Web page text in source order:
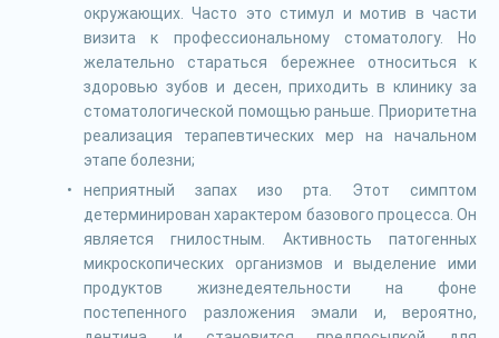
окружающих. Часто это стимул и мотив в части
визита к профессиональному стоматологу. Но
желательно стараться бережнее относиться к
здоровью зубов и десен, приходить в клинику за
стоматологической помощью раньше. Приоритетна
реализация терапевтических мер на начальном
этапе болезни;
неприятный запах изо рта. Этот симптом
детерминирован характером базового процесса. Он
является гнилостным. Активность патогенных
микроскопических организмов и выделение ими
продуктов жизнедеятельности на фоне
постепенного разложения эмали и, вероятно,